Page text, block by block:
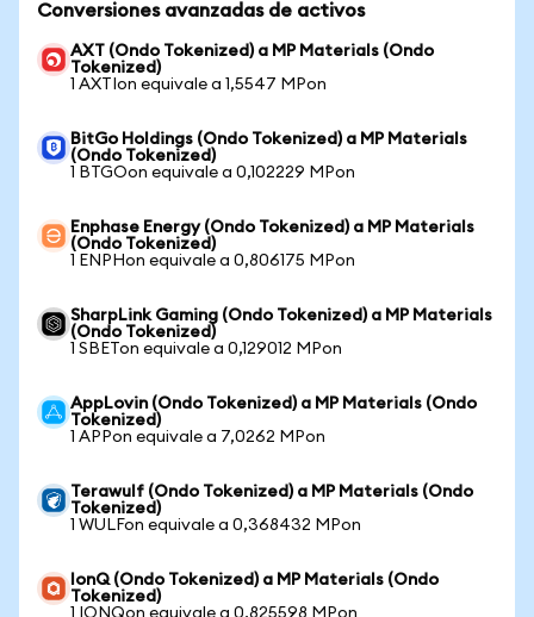
Conversiones avanzadas de activos
AXT (Ondo Tokenized) a MP Materials (Ondo
Tokenized)
1 AXTIon equivale a 1,5547 MPon
BitGo Holdings (Ondo Tokenized) a MP Materials
(Ondo Tokenized)
1 BTGOon equivale a 0,102229 MPon
Enphase Energy (Ondo Tokenized) a MP Materials
(Ondo Tokenized)
1 ENPHon equivale a 0,806175 MPon
SharpLink Gaming (Ondo Tokenized) a MP Materials
(Ondo Tokenized)
1 SBETon equivale a 0,129012 MPon
AppLovin (Ondo Tokenized) a MP Materials (Ondo
Tokenized)
1 APPon equivale a 7,0262 MPon
Terawulf (Ondo Tokenized) a MP Materials (Ondo
Tokenized)
1 WULFon equivale a 0,368432 MPon
IonQ (Ondo Tokenized) a MP Materials (Ondo
Tokenized)
1 IONQon equivale a 0,825598 MPon